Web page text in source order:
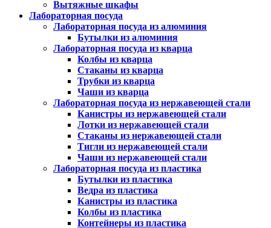
Вытяжные шкафы
Лабораторная посуда
Лабораторная посуда из алюминия
Бутылки из алюминия
Лабораторная посуда из кварца
Колбы из кварца
Стаканы из кварца
Трубки из кварца
Чаши из кварца
Лабораторная посуда из нержавеющей стали
Канистры из нержавеющей стали
Лотки из нержавеющей стали
Стаканы из нержавеющей стали
Тигли из нержавеющей стали
Чаши из нержавеющей стали
Лабораторная посуда из пластика
Бутылки из пластика
Ведра из пластика
Канистры из пластика
Колбы из пластика
Контейнеры из пластика